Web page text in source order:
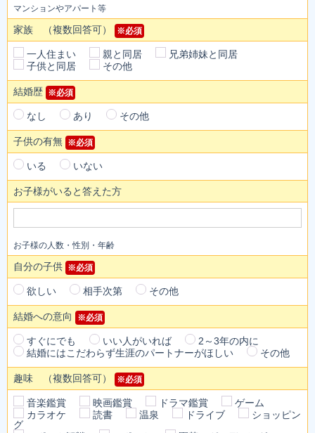
マンションやアパート等
家族 （複数回答可） ※必須
一人住まい 親と同居
兄弟姉妹と同居
子供と同居
その他
結婚歴 ※必須
なし あり その他
子供の有無 ※必須
いる いない
お子様がいると答えた方
お子様の人数・性別・年齢
自分の子供 ※必須
欲しい 相手次第 その他
結婚への意向 ※必須
すぐにでも いい人がいれば
2～3年の内に
結婚にはこだわらず生涯のパートナーがほしい
その他
趣味 （複数回答可） ※必須
音楽鑑賞 映画鑑賞 ドラマ鑑賞
ゲーム
カラオケ
読書 温泉 ドライブ
ショッピン
グ